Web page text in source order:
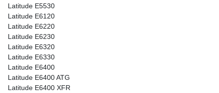
Latitude E5530
Latitude E6120
Latitude E6220
Latitude E6230
Latitude E6320
Latitude E6330
Latitude E6400
Latitude E6400 ATG
Latitude E6400 XFR